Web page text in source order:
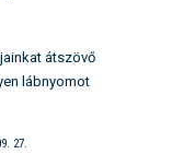
átszövő
lábnyomot
27.